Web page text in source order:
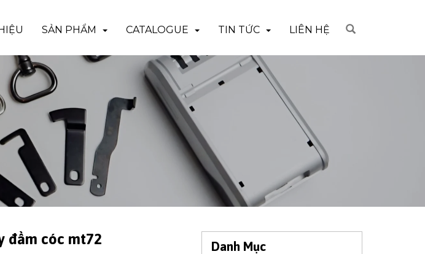
SẢN PHẨM CATALOGUE TIN TỨC LIÊN HỆ
đầm cóc mt72 Danh Mục